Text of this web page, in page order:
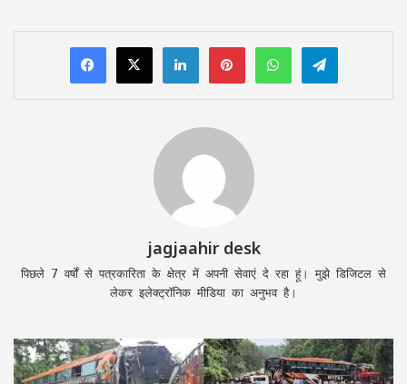
LinkedInPinterestWhatsAppTelegram
jagjaahir desk
पिछले 7 वर्षों से पत्रकारिता के क्षेत्र में अपनी सेवाएं दे रहा हूं। मुझे डिजिटल से
लेकर इलेक्ट्रॉनिक मीडिया का अनुभव है।